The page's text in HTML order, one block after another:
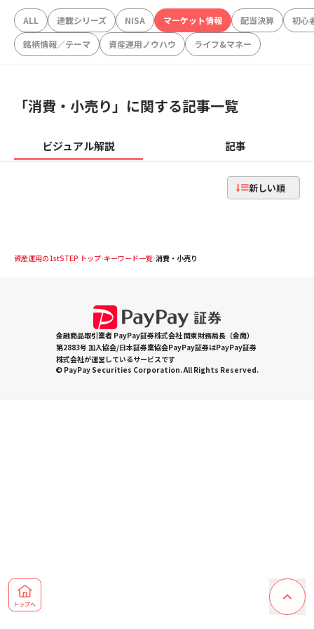
ALL 連載シリーズ NISA マーケット情報 配当決算
初心
銘柄情報／テーマ
資産運用ノウハウ ライフ&マネー
「消費・小売り」に関する記事一覧
ビジュアル解説 記事
新しい順
資産運用の1stSTEP トップ キーワード一覧 消費・小売り
金融商品取引業者 PayPay証券株式会社 関東財務局長（金商）
第2883号 加入協会/日本証券業協会PayPay証券はPayPay証券
株式会社が運営しているサービスです
© PayPay Securities Corporation. All Rights Reserved.